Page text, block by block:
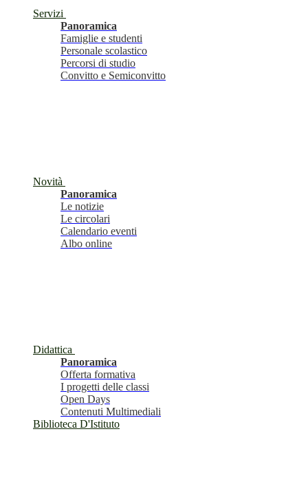
Servizi
Panoramica
Famiglie e studenti
Personale scolastico
Percorsi di studio
Convitto e Semiconvitto
Novità
Panoramica
Le notizie
Le circolari
Calendario eventi
Albo online
Didattica
Panoramica
Offerta formativa
I progetti delle classi
Open Days
Contenuti Multimediali
Biblioteca D'Istituto